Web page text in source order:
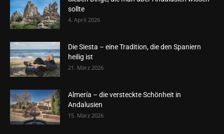
sollte
4. April 2026
Die Siesta – eine Tradition, die den Spaniern
heilig ist
21. März 2026
Almería – die versteckte Schönheit in
Andalusien
15. März 2026